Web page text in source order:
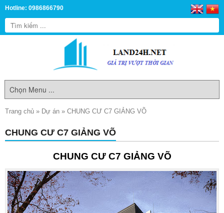
Hotline: 0986866790
Trang chủ » Dự án » CHUNG CƯ C7 GIẢNG VÕ
CHUNG CƯ C7 GIẢNG VÕ
CHUNG CƯ C7 GIẢNG VÕ